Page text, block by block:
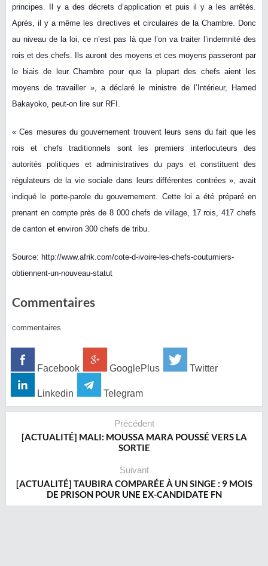
principes. Il y a des décrets d’application et puis il y a les arrêtés.
Après, il y a même les directives et circulaires de la Chambre. Donc
au niveau de la loi, ce n’est pas là que l’on va traiter l’indemnité des
rois et des chefs. Ils auront des moyens et ces moyens passeront par
le biais de leur Chambre pour que la plupart des chefs aient les
moyens de travailler », a déclaré le ministre de l’Intérieur, Hamed
Bakayoko, peut-on lire sur RFI.
« Ces mesures du gouvernement trouvent leurs sens du fait que les
rois et chefs traditionnels sont les premiers interlocuteurs des
autorités politiques et administratives du pays et constituent des
régulateurs de la vie sociale dans leurs différentes contrées », avait
indiqué le porte-parole du gouvernement. Cette loi a été préparé en
prenant en compte près de 8 000 chefs de village, 17 rois, 417 chefs
de canton et environ 300 chefs de tribu.
Source: http://www.afrik.com/cote-d-ivoire-les-chefs-coutumiers-
obtiennent-un-nouveau-statut
Commentaires
commentaires
Facebook GooglePlus Twitter
Linkedin Telegram
Précédent
[ACTUALITÉ] MALI: MOUSSA MARA POUSSÉ VERS LA
SORTIE
Suivant
[ACTUALITÉ] TAUBIRA COMPARÉE À UN SINGE : 9 MOIS
DE PRISON POUR UNE EX-CANDIDATE FN